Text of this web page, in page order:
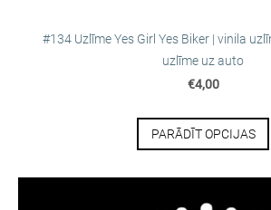
#134 Uzlīme Yes Girl Yes Biker | vinila
uzlīme uz auto
€4,00
PARĀDĪT OPCIJAS